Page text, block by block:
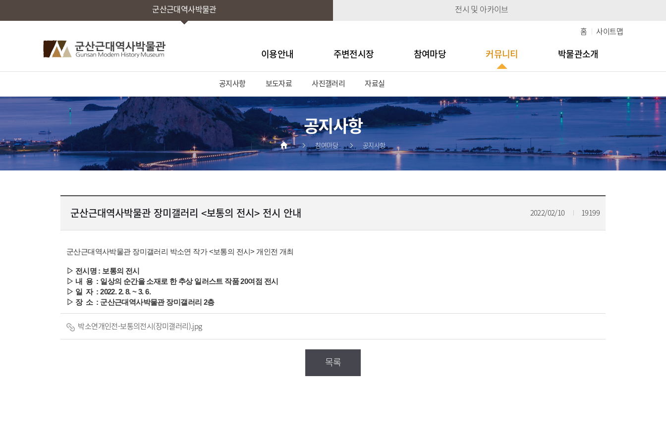
군산근대역사박물관 전시 및 아카이브
홈 사이트맵
이용안내 주변전시장 참여마당 커뮤니티 박물관소개
공지사항 보도자료 사진갤러리 자료실
공지사항
참여마당 공지사항
군산근대역사박물관 장미갤러리 <보통의 전시> 전시 안내 2022/02/10 19199
군산근대역사박물관 장미갤러리 박소연 작가 <보통의 전시> 개인전 개최
▷ 전시명 : 보통의 전시
▷ 내 용 : 일상의 순간을 소재로 한 추상 일러스트 작품 20여점 전시
▷ 일 자 : 2022. 2. 8. ~ 3. 6.
▷ 장 소 : 군산근대역사박물관 장미갤러리 2층
박소연개인전-보통의전시(장미갤러리).jpg
목록